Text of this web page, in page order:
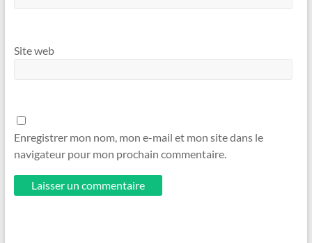
Site web
Enregistrer mon nom, mon e-mail et mon site dans le
navigateur pour mon prochain commentaire.